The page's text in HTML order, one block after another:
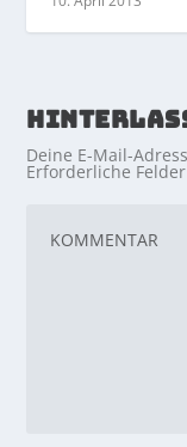
Deine E-Mail-
Erforderliche